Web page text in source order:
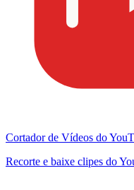
Cortador de Vídeos do
Recorte e baixe clipes do